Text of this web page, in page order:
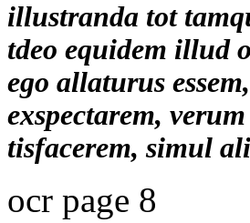
illustranda tot
tdeo equidem illud
ego allaturus
exspectarem,
tisfacerem, simul
ocr page 8